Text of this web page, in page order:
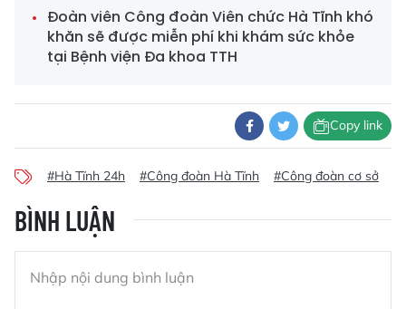
Đoàn viên Công đoàn Viên chức Hà Tĩnh khó
khăn sẽ được miễn phí khi khám sức khỏe
tại Bệnh viện Đa khoa TTH
Copy link
#Hà Tĩnh 24h #Công đoàn Hà Tĩnh #Công đoàn cơ sở
BÌNH LUẬN